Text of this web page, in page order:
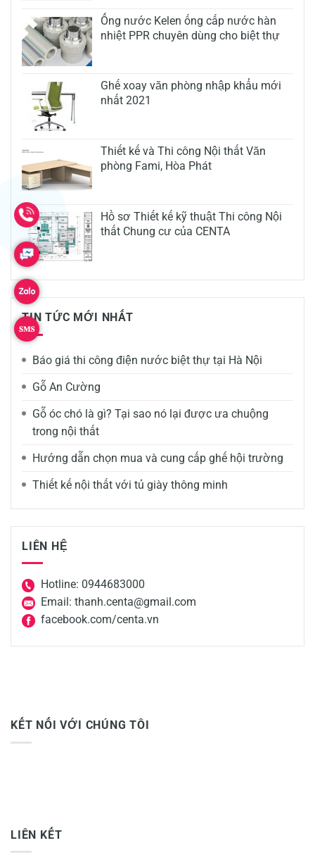
Ống nước Kelen ống cấp nước hàn
nhiệt PPR chuyên dùng cho biệt thự
Ghế xoay văn phòng nhập khẩu mới
nhất 2021
Thiết kế và Thi công Nội thất Văn
phòng Fami, Hòa Phát
Hồ sơ Thiết kế kỹ thuật Thi công Nội
thất Chung cư của CENTA
TIN TỨC MỚI NHẤT
Báo giá thi công điện nước biệt thự tại Hà Nội
Gỗ An Cường
Gỗ óc chó là gì? Tại sao nó lại được ưa chuộng
trong nội thất
Hướng dẫn chọn mua và cung cấp ghế hội trường
Thiết kế nội thất với tủ giày thông minh
LIÊN HỆ
Hotline: 0944683000
Email: thanh.centa@gmail.com
facebook.com/centa.vn
KẾT NỐI VỚI CHÚNG TÔI
LIÊN KẾT